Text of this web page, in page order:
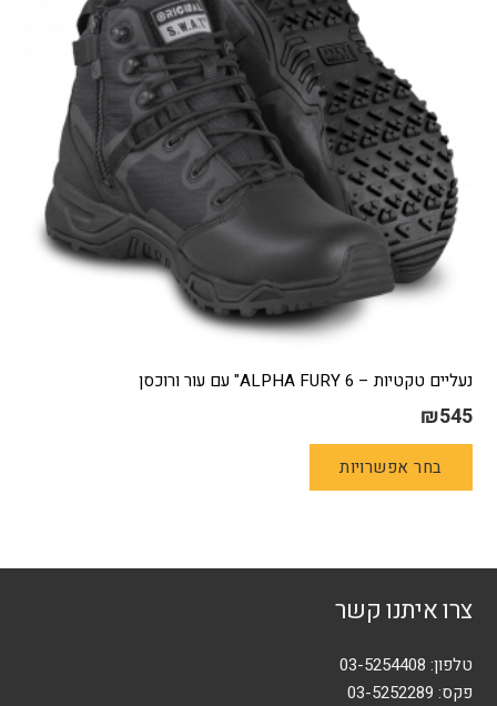
נעליים טקטיות – ALPHA FURY 6" עם עור ורוכסן
₪545
בחר אפשרויות
צרו איתנו קשר
טלפון: 03-5254408
פקס: 03-5252289